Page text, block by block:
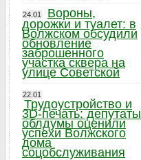
24.01
Вороны,
дорожки и туалет: в
Волжском обсудили
обновление
заброшенного
участка сквера на
улице Советской
22.01
Трудоустройство и
3D-печать: депутаты
облдумы оценили
успехи Волжского
дома
соцобслуживания